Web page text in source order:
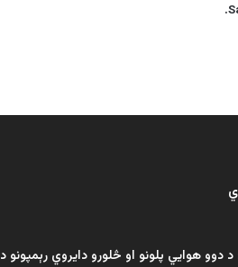
دوو هوايي پلونو او څلورو دایروي رېمپونو د